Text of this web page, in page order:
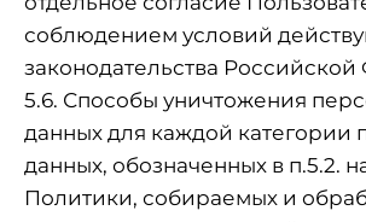
соблюдением условий
законодательства
5.6. Способы уничтожения
данных для каждой категории
данных, обозначенных в п.5.2.
Политики, собираемых и